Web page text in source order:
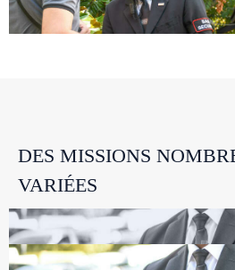
DES MISSIONS
VARIÉES